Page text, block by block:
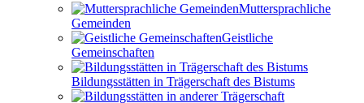
Muttersprachliche
Gemeinden
Geistliche
Gemeinschaften
Bildungsstätten in Trägerschaft des Bistums